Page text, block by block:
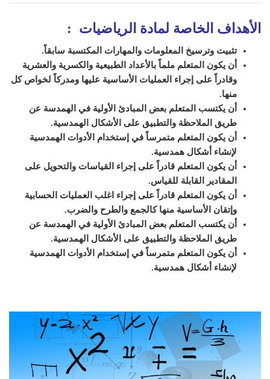
الأهداف الخاصة لمادة الرياضيات :
تثبيت وترسيخ المعلومات والمهارات المكتسبة سابقاً.
أن يكون المتعلم ملماً بالأعداد الطبيعية والكسرية والعشرية
وقادراً على إجراء العمليات الأساسية عليها ومدركاً لخواص كل
منها.
أن يكتسب المتعلم بعض المبادئ الأولية في الهمدسة عن
طريق الملاحظة والتطبيق على الأشكال الهمدسية.
أن يكون المتعلم متمرساً في إستخدام الأدوات الهمدسية
لإنشاء أشكال همدسية.
أن يكون المتعلم قادراً على إجراء القياسات والتحويل على
المقادير القابلة للقياس.
أن يكون المتعلم قادراً على إجراء اغلب العمليات الحسابية
وإتقان الأساسية منها كالجمع والطرح والضرب.
أن يكتسب المتعلم بعض المبادئ الأولية في الهمدسة عن
طريق الملاحظة والتطبيق على الأشكال الهمدسية.
أن يكون المتعلم متمرساً في إستخدام الأدوات الهمدسية
لإنشاء أشكال همدسية.